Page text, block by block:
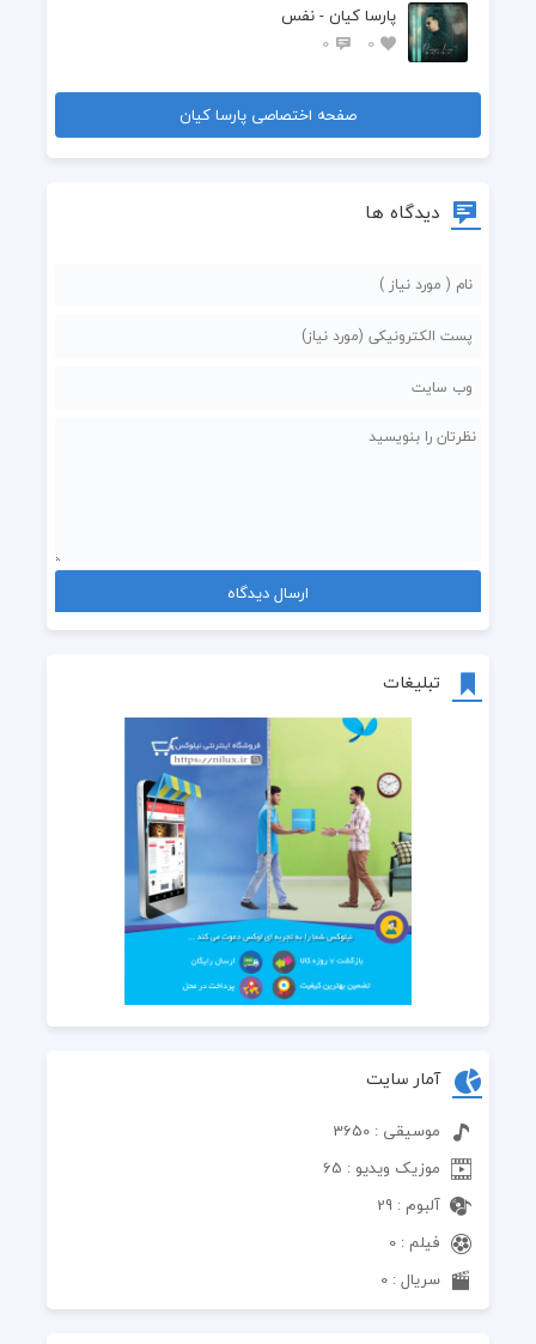
تبلیغات
آمار سایت
موسیقی : 3650
موزیک ویدیو : 65
آلبوم : 29
فیلم : 0
سریال : 0
پارسا کیان - نفس
0
0
صفحه اختصاصی پارسا کیان
دیدگاه ها